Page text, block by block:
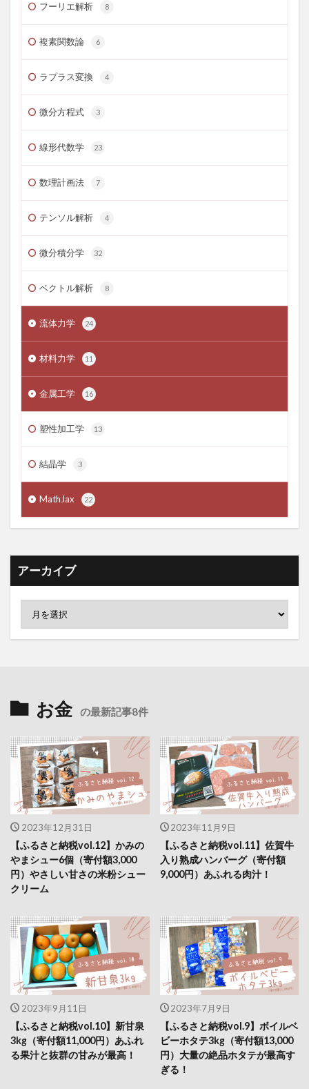
フーリエ解析 8
複素関数論 6
ラプラス変換 4
微分方程式 3
線形代数学 23
数理計画法 7
テンソル解析 4
微分積分学 32
ベクトル解析 8
流体力学 24
材料力学 11
金属工学 16
塑性加工学 13
結晶学 3
MathJax 22
アーカイブ
お金 の最新記事8件
2023年12月31日
【ふるさと納税vol.12】かみの
やまシュー6個（寄付額3,000
円）やさしい甘さの米粉シュー
クリーム
2023年11月9日
【ふるさと納税vol.11】佐賀牛
入り熟成ハンバーグ（寄付額
9,000円）あふれる肉汁！
2023年9月11日
【ふるさと納税vol.10】新甘泉
3kg（寄付額11,000円）あふれ
る果汁と抜群の甘みが最高！
2023年7月9日
【ふるさと納税vol.9】ボイルベ
ビーホタテ3kg（寄付額13,000
円）大量の絶品ホタテが最高す
ぎる！